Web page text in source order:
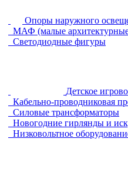
Опоры наружного
МАФ (малые
Светодиодные фигуры
Детское
Кабельно-проводниковая
Силовые трансформаторы
Новогодние гирлянды и
Низковольтное